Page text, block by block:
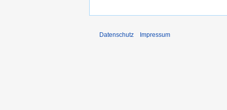
Datenschutz Impressum